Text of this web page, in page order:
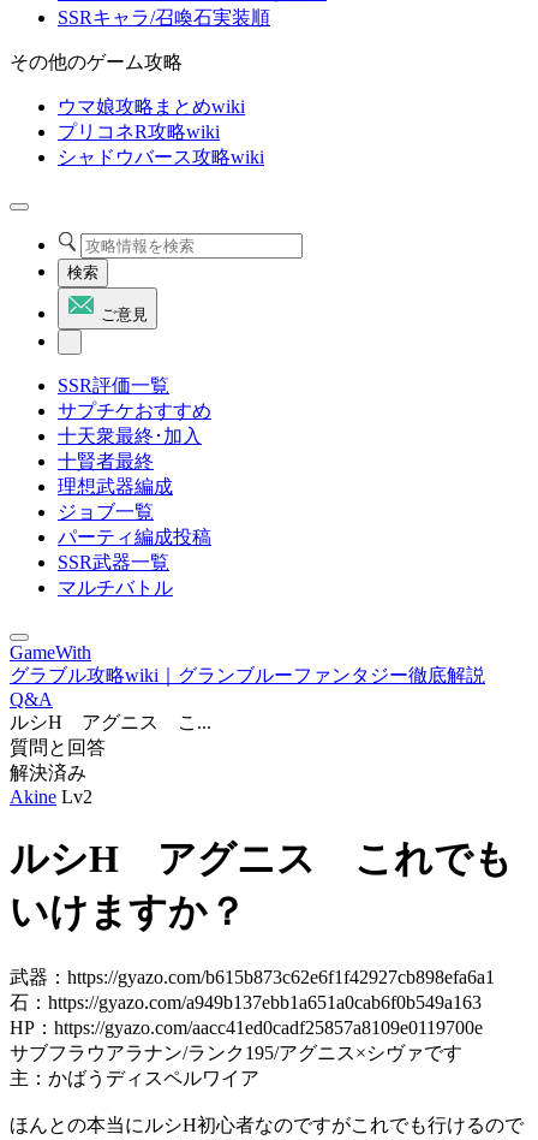
SSRキャラ/召喚石実装順
その他のゲーム攻略
ウマ娘攻略まとめwiki
プリコネR攻略wiki
シャドウバース攻略wiki
検索
ご意見
SSR評価一覧
サプチケおすすめ
十天衆最終･加入
十賢者最終
理想武器編成
ジョブ一覧
パーティ編成投稿
SSR武器一覧
マルチバトル
GameWith
グラブル攻略wiki｜グランブルーファンタジー徹底解説
Q&A
ルシH アグニス こ...
質問と回答
解決済み
Akine Lv2
ルシH アグニス これでも
いけますか？
武器：https://gyazo.com/b615b873c62e6f1f42927cb898efa6a1
石：https://gyazo.com/a949b137ebb1a651a0cab6f0b549a163
HP：https://gyazo.com/aacc41ed0cadf25857a8109e0119700e
サブフラウアラナン/ランク195/アグニス×シヴァです
主：かばうディスペルワイア
ほんとの本当にルシH初心者なのですがこれでも行けるので